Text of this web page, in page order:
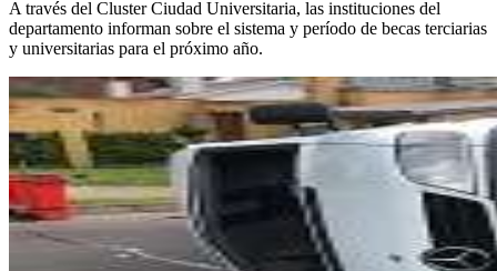
A través del Cluster Ciudad Universitaria, las instituciones del
departamento informan sobre el sistema y período de becas terciarias
y universitarias para el próximo año.